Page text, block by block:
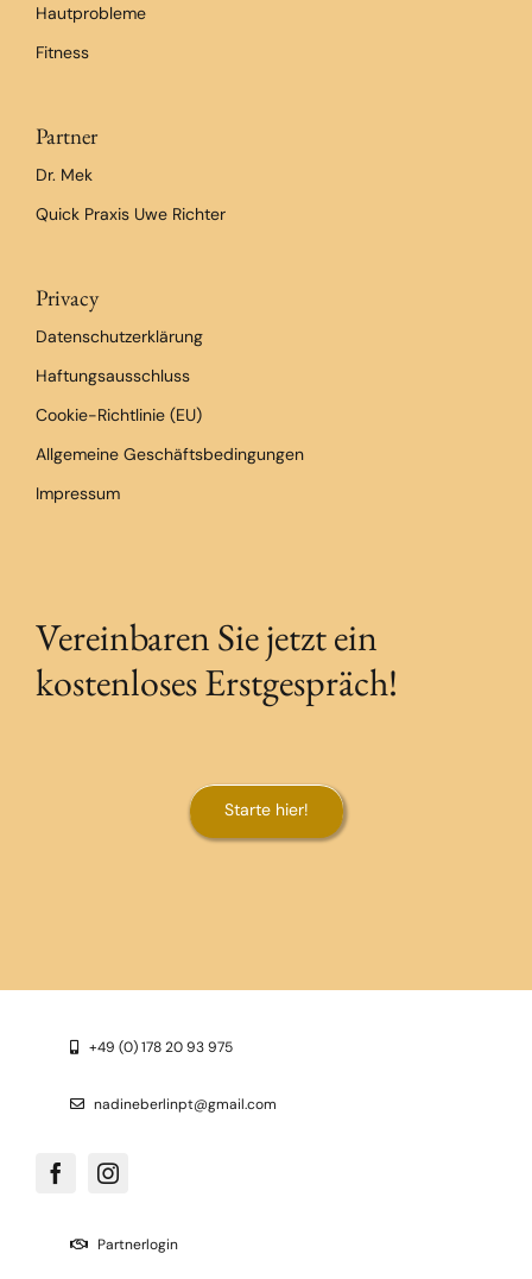
Hautprobleme
Fitness
Partner
Dr. Mek
Quick Praxis Uwe Richter
Privacy
Datenschutzerklärung
Haftungsausschluss
Cookie-Richtlinie (EU)
Allgemeine Geschäftsbedingungen
Impressum
Vereinbaren Sie jetzt ein
kostenloses Erstgespräch!
Starte hier!
+49 (0) 178 20 93 975
nadineberlinpt@gmail.com
Partnerlogin